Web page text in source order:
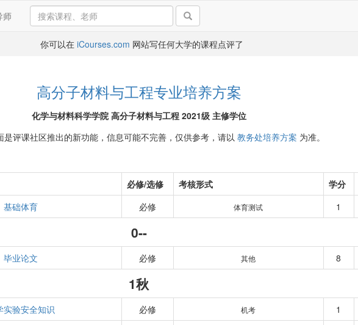
师
你可以在 iCourses.com 网站写任何大学的课程点评了
高分子材料与工程专业培养方案
化学与材料科学学院 高分子材料与工程 2021级 主修学位
是评课社区推出的新功能，信息可能不完善，仅供参考，请以 教务处培养方案 为准。
必修/选修 考核形式 学分
基础体育 必修 体育测试 1
0--
毕业论文 必修 其他 8
1秋
实验安全知识 必修 机考 1